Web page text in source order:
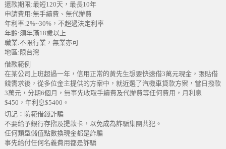
還款期限:最短120天，最長10年
申請費用:無手續費、無代辦費
年利率:2%~30%，不超過法定利率
年齡:須年滿18歲以上
職業:不限行業，無業亦可
地區:限台灣
借款範例
在某公司上班超過一年，信用正常的黃先生想要快速借3萬元現金，張貼借
錢需求後，從多位金主提供的方案中，就近選了汽機車貸款方案，當日撥款
3萬元，分期6個月，無事先收取手續費及代辦費等任何費用，月利息
$450，年利息$5400。
切記：防範借錢詐騙
不要給予銀行存摺及提款卡，以免成為詐騙集團共犯。
任何類型儲值點數換現金都是詐騙
事先給付任何名義費用都是詐騙